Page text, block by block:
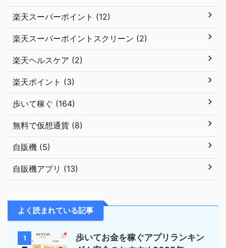
楽天スーパーポイント (12)
楽天スーパーポイントスクリーン (2)
楽天ヘルスケア (2)
楽天ポイント (3)
歩いて稼ぐ (164)
無料で仮想通貨 (8)
自販機 (5)
自販機アプリ (13)
よく読まれている記事
1
歩いてお金を稼ぐアプリランキン